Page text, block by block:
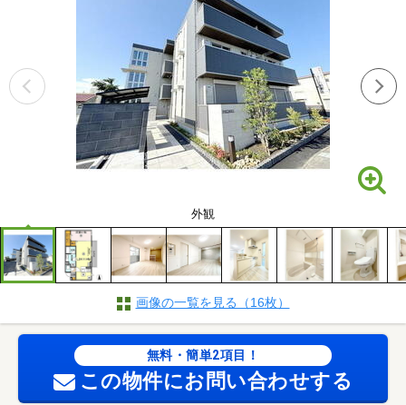
外観
画像の一覧を見る（16枚）
無料・簡単2項目！
この物件にお問い合わせする